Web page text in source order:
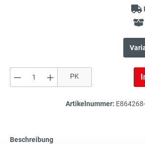
Regalkästen - PP
Produkt Anzahl: Gib den
PK
Artikelnummer:
Beschreibung